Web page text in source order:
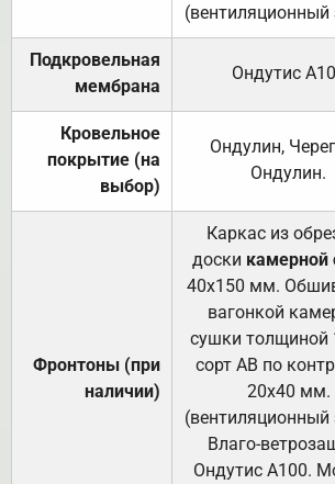
(вентиляционный
Подкровельная
мембрана
Ондутис
Кровельное
покрытие (на
выбор)
Ондулин,
Ондулин.
Фронтоны (при
наличии)
Каркас из
доски камерной
40х150 мм.
вагонкой
сушки толщиной
сорт АВ по
20х40 мм.
(вентиляционный
Влаго-
Ондутис А100.